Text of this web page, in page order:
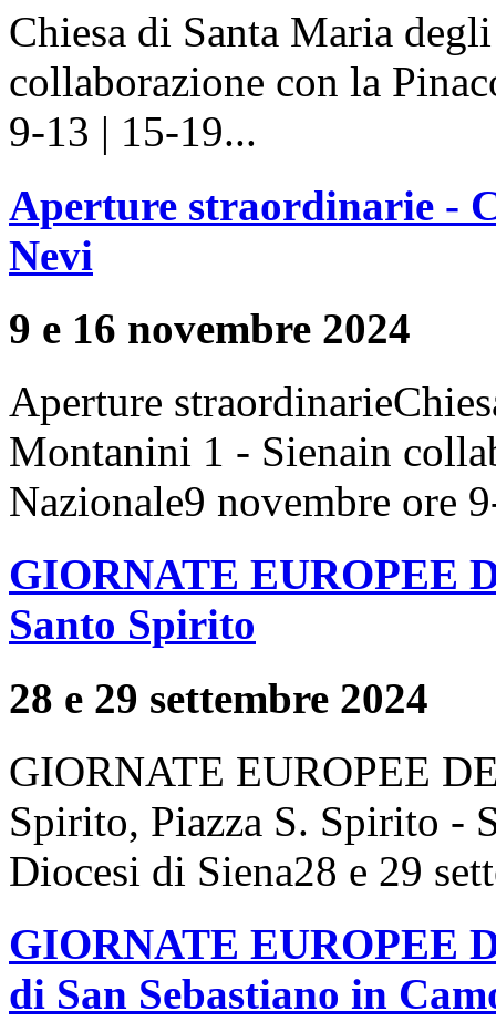
Chiesa di Santa Maria
collaborazione con la
9-13 | 15-19...
Aperture straordinarie -
Nevi
9 e 16 novembre 2024
Aperture
Montanini 1 - Sienain
Nazionale9 novembre ore
GIORNATE EUROPEE
Santo Spirito
28 e 29 settembre 2024
GIORNATE EUROPEE
Spirito, Piazza S. Spirito -
Diocesi di Siena28 e 29
GIORNATE EUROPEE
di San Sebastiano in